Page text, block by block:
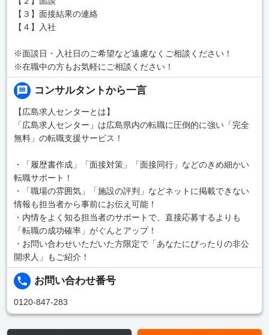
【３】面接結果の連絡
【４】入社
※面談日・入社日のご希望など遠慮なくご相談ください！
※在職中の方もお気軽にご相談ください！
コンサルタントから一言
【広島求人センターとは】
「広島求人センター」は広島県内の転職に圧倒的に強い「完全
無料」の転職支援サービス！
・「履歴書作成」「面接対策」「面接同行」などのきめ細かい
転職サポート！
・「職場の雰囲気」「施設の評判」などネットに掲載できない
情報も担当者から事前にお伝え可能！
・内情をよく知る担当者のサポートで、直接応募するよりも
「転職の成功確率」がぐんとアップ！
・お問い合わせいただいた方限定で「あなたにぴったりの非公
開求人」もご紹介！
お問い合わせ番号
0120-847-283